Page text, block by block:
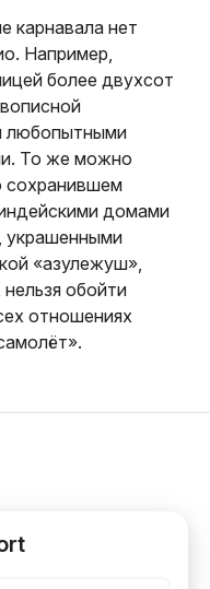
карнавала нет
Например,
более двухсот
любопытными
То же можно
сохранившем
домами
украшенными
«азулежуш»,
обойти
отношениях